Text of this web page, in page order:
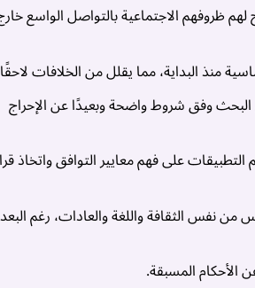
ظروفهم الاجتماعية بالتواصل الواسع
منذ البداية، مما يقلل من الخلافات
وفق شروط واضحة وبعيدًا عن الإحراج
على فهم معايير التوافق واتخاذ
من نفس الثقافة واللغة والعادات، رغم البعد
الأحكام المسبقة.